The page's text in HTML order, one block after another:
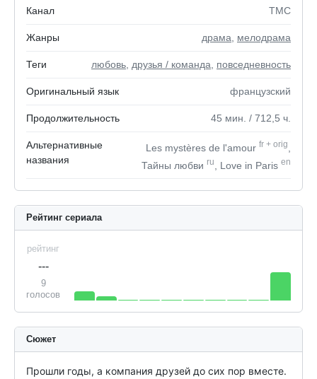
Канал TMC
Жанры драма мелодрама
Теги любовь друзья / команда повседневность
Оригинальный язык французский
Продолжительность 45 мин. / 712,5 ч.
Альтернативные
названия
Les mystères de l'amour fr + orig
Тайны любви ru , Love in Paris en
Рейтинг сериала
рейтинг
---
9
голосов
Сюжет
Прошли годы, а компания друзей до сих пор вместе.